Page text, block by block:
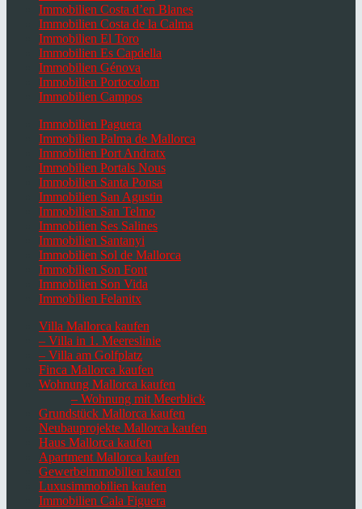
Immobilien Costa d’en Blanes
Immobilien Costa de la Calma
Immobilien El Toro
Immobilien Es Capdella
Immobilien Génova
Immobilien Portocolom
Immobilien Campos
Immobilien Paguera
Immobilien Palma de Mallorca
Immobilien Port Andratx
Immobilien Portals Nous
Immobilien Santa Ponsa
Immobilien San Agustin
Immobilien San Telmo
Immobilien Ses Salines
Immobilien Santanyi
Immobilien Sol de Mallorca
Immobilien Son Font
Immobilien Son Vida
Immobilien Felanitx
Villa Mallorca kaufen
– Villa in 1. Meereslinie
– Villa am Golfplatz
Finca Mallorca kaufen
Wohnung Mallorca kaufen
– Wohnung mit Meerblick
Grundstück Mallorca kaufen
Neubauprojekte Mallorca kaufen
Haus Mallorca kaufen
Apartment Mallorca kaufen
Gewerbeimmobilien kaufen
Luxusimmobilien kaufen
Immobilien Cala Figuera